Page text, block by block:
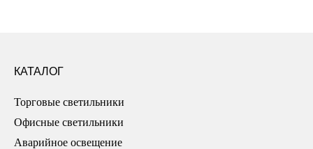
КАТАЛОГ
Торговые светильники
Офисные светильники
Аварийное освещение